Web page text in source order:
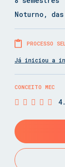
Noturno, das
PROCESSO
Já iniciou a
CONCEITO MEC